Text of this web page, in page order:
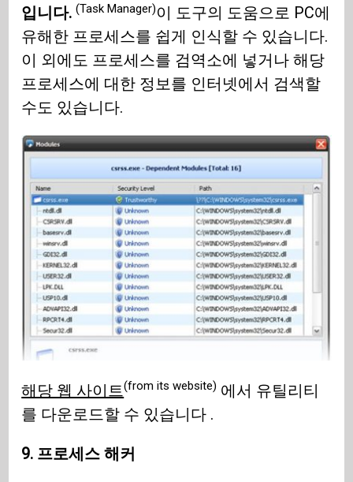
입니다.(Task Manager)이 도구의 도움으로 PC에
유해한 프로세스를 쉽게 인식할 수 있습니다.
이 외에도 프로세스를 검역소에 넣거나 해당
프로세스에 대한 정보를 인터넷에서 검색할
수도 있습니다.
해당 웹 사이트(from its website) 에서 유틸리티
를 다운로드할 수 있습니다 .
9. 프로세스 해커